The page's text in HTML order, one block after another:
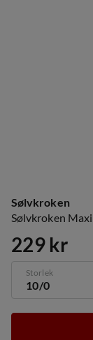
Sølvkroken
Sølvkroken
price
229 kr
Storlek
10/0